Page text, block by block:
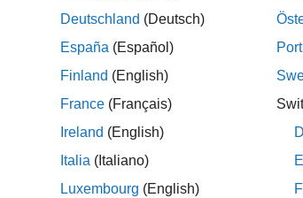
Deutschland (Deutsch)
España (Español)
Finland (English)
France (Français)
Ireland (English)
Italia (Italiano)
Luxembourg (English)